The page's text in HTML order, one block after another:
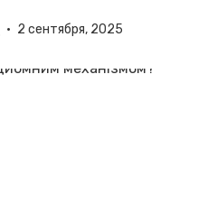
2 сентября, 2025